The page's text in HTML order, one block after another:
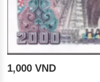
1,000 VND